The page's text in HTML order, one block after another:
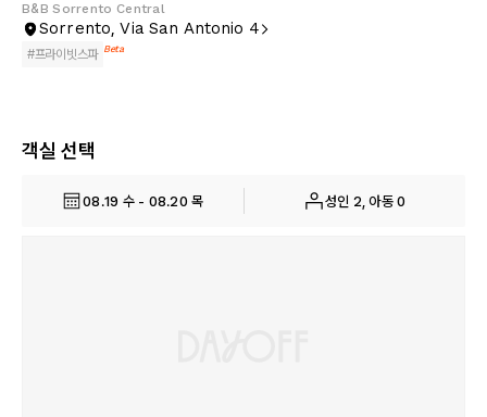
B&B Sorrento Central
Sorrento, Via San Antonio 4
#프라이빗스파 Beta
객실 선택
08.19 수 - 08.20 목 성인 2, 아동 0